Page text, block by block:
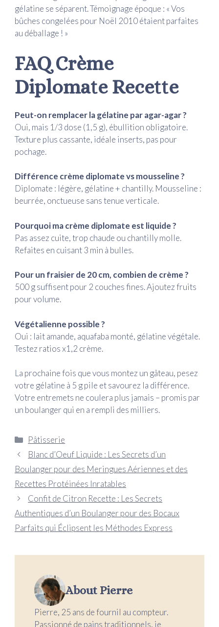
gélatine se séparent. Témoignage époque : « Vos
bûches congelées pour Noël 2010 étaient parfaites
au déballage ! »
FAQ Crème
Diplomate Recette
Peut-on remplacer la gélatine par agar-agar ?
Oui, mais 1/3 dose (1,5 g), ébullition obligatoire.
Texture plus cassante, idéale inserts, pas pour
pochage.
Différence crème diplomate vs mousseline ?
Diplomate : légère, gélatine + chantilly. Mousseline :
beurrée, onctueuse sans tenue verticale.
Pourquoi ma crème diplomate est liquide ?
Pas assez cuite, trop chaude ou chantilly molle.
Refaites en cuisant 3 min à bulles.
Pour un fraisier de 20 cm, combien de crème ?
500 g suffisent pour 2 couches fines. Ajoutez fruits
pour volume.
Végétalienne possible ?
Oui : lait amande, aquafaba monté, gélatine végétale.
Testez ratios x1,2 crème.
La prochaine fois que vous montez un gâteau, pesez
votre gélatine à 5 g pile et savourez la différence.
Votre entremets ne coulera plus jamais – promis par
un boulanger qui en a rempli des milliers.
Catégories
Pâtisserie
Blanc d’Oeuf Liquide : Les Secrets d’un
Boulanger pour des Meringues Aériennes et des
Recettes Protéinées Inratables
Confit de Citron Recette : Les Secrets
Authentiques d’un Boulanger pour des Bocaux
Parfaits qui Éclipsent les Méthodes Express
About Pierre
Pierre, 25 ans de fournil au compteur.
Passionné de pains traditionnels, je